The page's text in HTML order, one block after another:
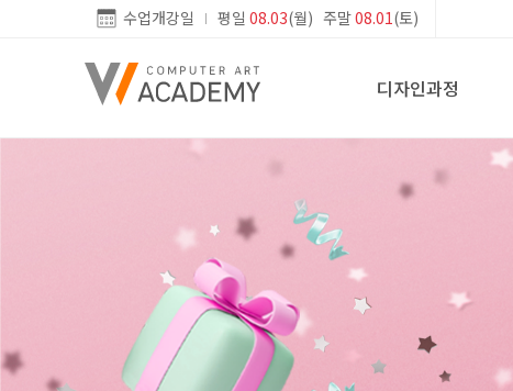
수업개강일 평일 08.03(월) 주말08.01(토)
디자인과정